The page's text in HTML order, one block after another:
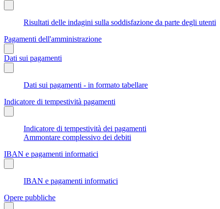
Risultati delle indagini sulla soddisfazione da parte degli utenti
Pagamenti dell'amministrazione
Dati sui pagamenti
Dati sui pagamenti - in formato tabellare
Indicatore di tempestività pagamenti
Indicatore di tempestività dei pagamenti
Ammontare complessivo dei debiti
IBAN e pagamenti informatici
IBAN e pagamenti informatici
Opere pubbliche